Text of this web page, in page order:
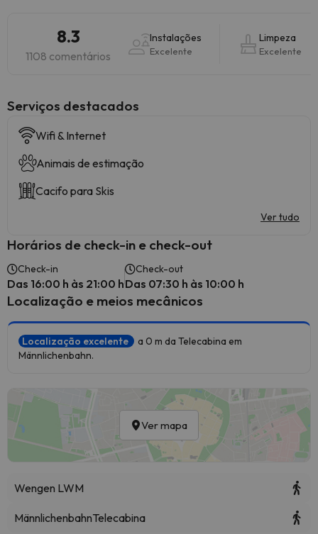
8.3
1108 comentários
Instalações
Excelente
Limpeza
Excelente
Serviços destacados
Wifi & Internet
Animais de estimação
Cacifo para Skis
Ver tudo
Horários de check-in e check-out
Check-in
Das 16:00 h às 21:00 h
Check-out
Das 07:30 h às 10:00 h
Localização e meios mecânicos
Localização excelente
a 0 m da Telecabina em
Männlichenbahn.
Ver mapa
Wengen LWM
MännlichenbahnTelecabina